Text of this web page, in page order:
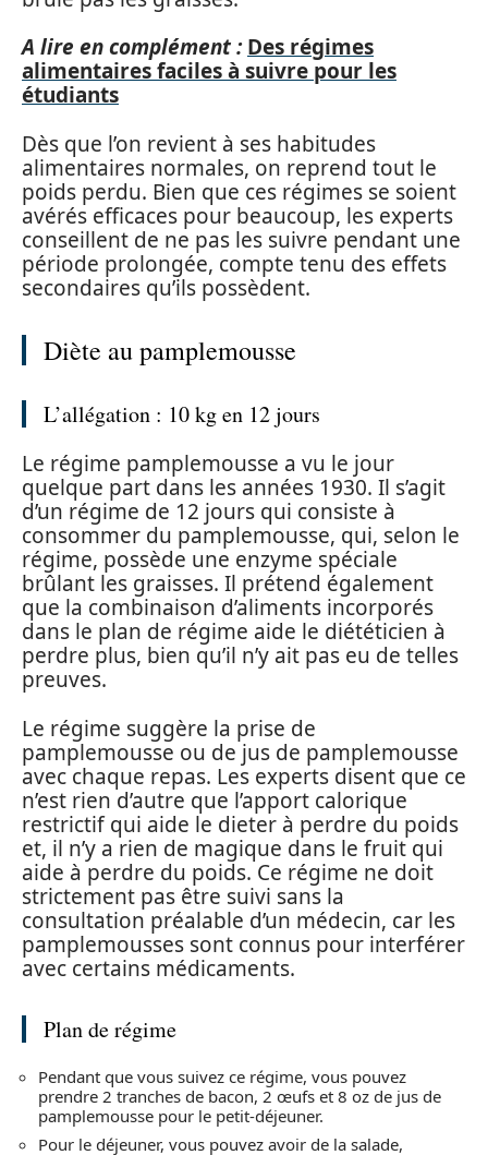
A lire en complément : Des régimes
alimentaires faciles à suivre pour les
étudiants
Dès que l’on revient à ses habitudes
alimentaires normales, on reprend tout le
poids perdu. Bien que ces régimes se soient
avérés efficaces pour beaucoup, les experts
conseillent de ne pas les suivre pendant une
période prolongée, compte tenu des effets
secondaires qu’ils possèdent.
Diète au pamplemousse
L’allégation : 10 kg en 12 jours
Le régime pamplemousse a vu le jour
quelque part dans les années 1930. Il s’agit
d’un régime de 12 jours qui consiste à
consommer du pamplemousse, qui, selon le
régime, possède une enzyme spéciale
brûlant les graisses. Il prétend également
que la combinaison d’aliments incorporés
dans le plan de régime aide le diététicien à
perdre plus, bien qu’il n’y ait pas eu de telles
preuves.
Le régime suggère la prise de
pamplemousse ou de jus de pamplemousse
avec chaque repas. Les experts disent que ce
n’est rien d’autre que l’apport calorique
restrictif qui aide le dieter à perdre du poids
et, il n’y a rien de magique dans le fruit qui
aide à perdre du poids. Ce régime ne doit
strictement pas être suivi sans la
consultation préalable d’un médecin, car les
pamplemousses sont connus pour interférer
avec certains médicaments.
Plan de régime
Pendant que vous suivez ce régime, vous pouvez
prendre 2 tranches de bacon, 2 œufs et 8 oz de jus de
pamplemousse pour le petit-déjeuner.
Pour le déjeuner, vous pouvez avoir de la salade,